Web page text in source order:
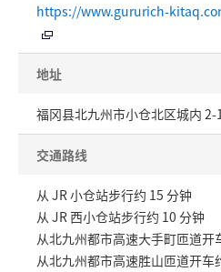
https://www.gururich-
地址
福冈县北九州市小仓北区城内 2-
交通路线
从 JR 小仓站步行约 15 分钟
从 JR 西小仓站步行约 10 分钟
从北九州都市高速大手町匝道开
从北九州都市高速胜山匝道开车